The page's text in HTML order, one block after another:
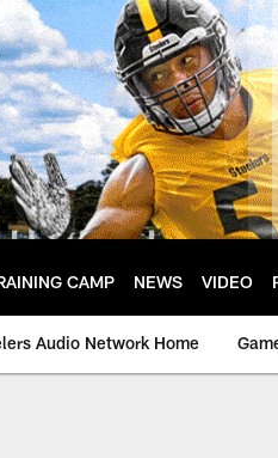
CAMP NEWS VIDEO
Audio Network Home